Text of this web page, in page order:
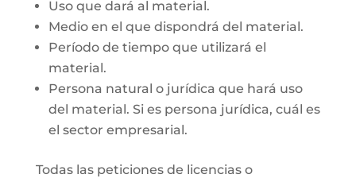
Uso que dará al material.
Medio en el que dispondrá del material.
Período de tiempo que utilizará el
material.
Persona natural o jurídica que hará uso
del material. Si es persona jurídica, cuál es
el sector empresarial.
Todas las peticiones de licencias o